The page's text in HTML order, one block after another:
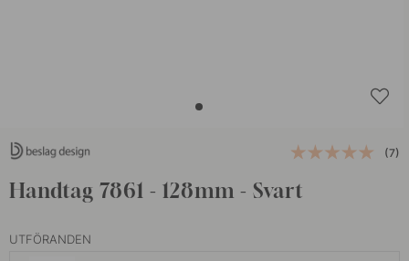
(7)
Handtag 7861 - 128mm - Svart
UTFÖRANDEN